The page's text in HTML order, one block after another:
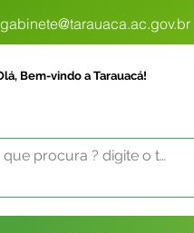
gabinete@tarauaca.ac.gov.br
Bem-vindo a Tarauacá!